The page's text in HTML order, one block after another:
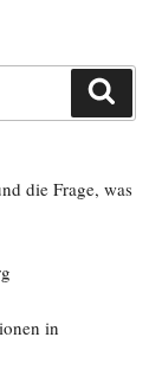
die Frage, was
in